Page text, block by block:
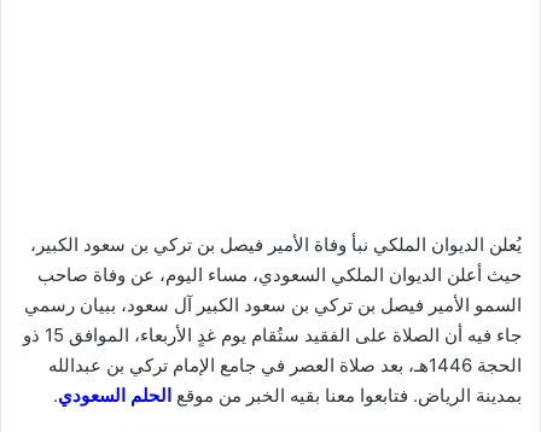
يُعلن الديوان الملكي نبأ وفاة الأمير فيصل بن تركي بن سعود الكبير،
حيث أعلن الديوان الملكي السعودي، مساء اليوم، عن وفاة صاحب
السمو الأمير فيصل بن تركي بن سعود الكبير آل سعود، ببيان رسمي
جاء فيه أن الصلاة على الفقيد ستُقام يوم غدٍ الأربعاء، الموافق 15 ذو
الحجة 1446هـ، بعد صلاة العصر في جامع الإمام تركي بن عبدالله
بمدينة الرياض. فتابعوا معنا بقيه الخبر من موقع الحلم السعودي.